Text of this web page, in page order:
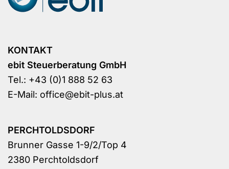
KONTAKT
ebit Steuerberatung GmbH
Tel.: +43 (0)1 888 52 63
E-Mail: office@ebit-plus.at
PERCHTOLDSDORF
Brunner Gasse 1-9/2/Top 4
2380 Perchtoldsdorf